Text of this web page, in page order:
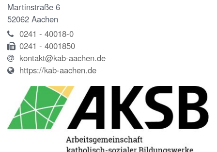
Martinstraße 6
52062 Aachen
0241 - 40018-0
0241 - 4001850
kontakt@kab-aachen.de
https://kab-aachen.de